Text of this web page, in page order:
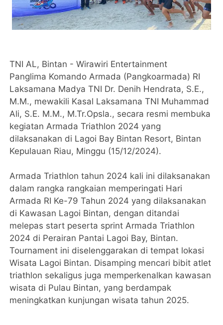
TNI AL, Bintan - Wirawiri Entertainment
Panglima Komando Armada (Pangkoarmada) RI
Laksamana Madya TNI Dr. Denih Hendrata, S.E.,
M.M., mewakili Kasal Laksamana TNI Muhammad
Ali, S.E. M.M., M.Tr.Opsla., secara resmi membuka
kegiatan Armada Triathlon 2024 yang
dilaksanakan di Lagoi Bay Bintan Resort, Bintan
Kepulauan Riau, Minggu (15/12/2024).
Armada Triathlon tahun 2024 kali ini dilaksanakan
dalam rangka rangkaian memperingati Hari
Armada RI Ke-79 Tahun 2024 yang dilaksanakan
di Kawasan Lagoi Bintan, dengan ditandai
melepas start peserta sprint Armada Triathlon
2024 di Perairan Pantai Lagoi Bay, Bintan.
Tournament ini diselenggarakan di tempat lokasi
Wisata Lagoi Bintan. Disamping mencari bibit atlet
triathlon sekaligus juga memperkenalkan kawasan
wisata di Pulau Bintan, yang berdampak
meningkatkan kunjungan wisata tahun 2025.